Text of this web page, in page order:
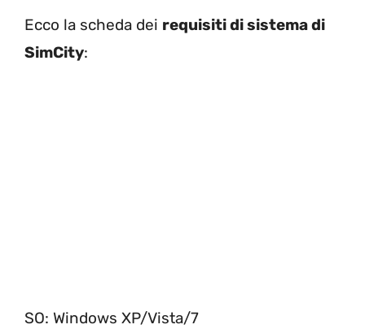
Ecco la scheda dei requisiti di sistema di
SimCity:
SO: Windows XP/Vista/7